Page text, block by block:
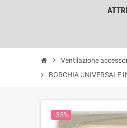
chevron_right Ventilazione
chevron_right
BORCHIA UNIVERSALE
-35%